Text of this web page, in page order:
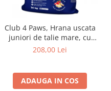
Club 4 Paws, Hrana uscata
juniori de talie mare, cu
pui, 14kg
208,00 Lei
ADAUGA IN COS